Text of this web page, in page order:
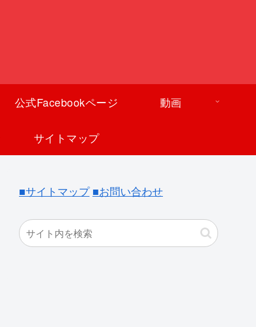
公式Facebookページ 動画
サイトマップ
■サイトマップ ■お問い合わせ